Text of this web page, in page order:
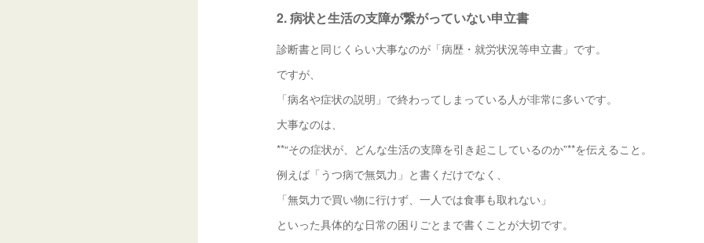
2. 病状と生活の支障が繋がっていない申立書
診断書と同じくらい大事なのが「病歴・就労状況等申立書」です。
ですが、
「病名や症状の説明」で終わってしまっている人が非常に多いです。
大事なのは、
**“その症状が、どんな生活の支障を引き起こしているのか”**を伝えること。
例えば「うつ病で無気力」と書くだけでなく、
「無気力で買い物に行けず、一人では食事も取れない」
といった具体的な日常の困りごとまで書くことが大切です。